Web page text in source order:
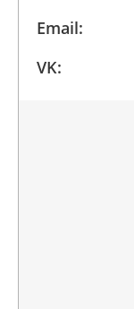
Email:
VK: